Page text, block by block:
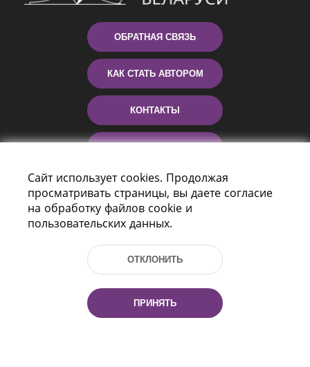
ОБРАТНАЯ СВЯЗЬ
КАК СТАТЬ АВТОРОМ
КОНТАКТЫ
Пр-т Независимости 116
г. Минск, Республика Беларусь, 220114
Тел.: (+375 17) 368 37 37, Факс: (+375 17)
Сайт использует cookies. Продолжая
просматривать страницы, вы даете согласие
на обработку файлов cookie и
пользовательских данных.
ОТКЛОНИТЬ
ПРИНЯТЬ